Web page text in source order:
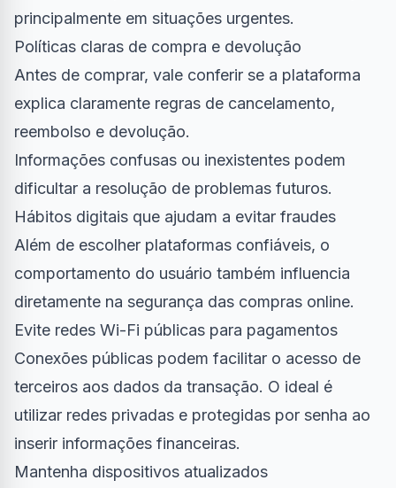
principalmente em situações urgentes.
Políticas claras de compra e devolução
Antes de comprar, vale conferir se a plataforma
explica claramente regras de cancelamento,
reembolso e devolução.
Informações confusas ou inexistentes podem
dificultar a resolução de problemas futuros.
Hábitos digitais que ajudam a evitar fraudes
Além de escolher plataformas confiáveis, o
comportamento do usuário também influencia
diretamente na segurança das compras online.
Evite redes Wi-Fi públicas para pagamentos
Conexões públicas podem facilitar o acesso de
terceiros aos dados da transação. O ideal é
utilizar redes privadas e protegidas por senha ao
inserir informações financeiras.
Mantenha dispositivos atualizados